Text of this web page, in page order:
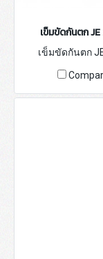
เข็มขัดกันตก
เข็มขัดกันตก